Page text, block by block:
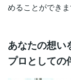
めることができま
あなたの想い
プロとしての